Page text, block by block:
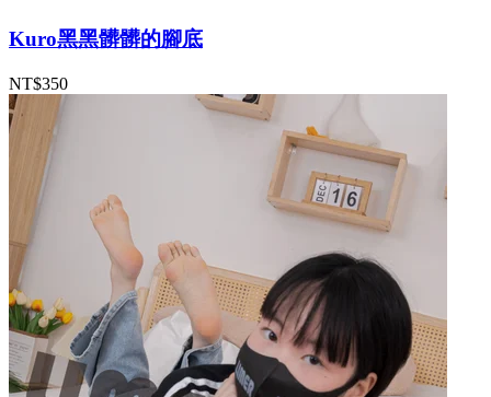
Kuro黑黑髒髒的腳底
NT$350